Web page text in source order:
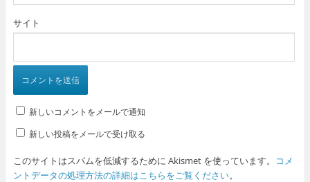
サイト
新しいコメントをメールで通知
新しい投稿をメールで受け取る
このサイトはスパムを低減するために Akismet を使っています。
コメ
ントデータの処理方法の詳細はこちらをご覧ください。